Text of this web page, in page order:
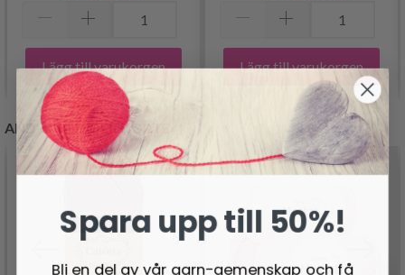
Lägg till varukorgen Lägg till varukorgen
ANDRA KUNDER KÖPTE
- 19%
Spara upp till 50%!
Bli en del av vår garn-gemenskap och få